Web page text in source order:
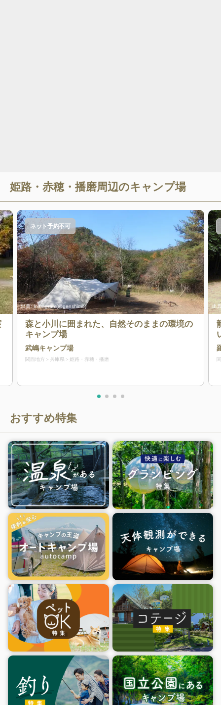
姫路・赤穂・播磨周辺のキャンプ場
出典:Instagram(@genshimo)
ネット予約不可
森と小川に囲まれた、自然そのままの環境の
キャンプ場
武嶋キャンプ場
関西地方 兵庫県 姫路・赤穂・播磨
出
おすすめ特集